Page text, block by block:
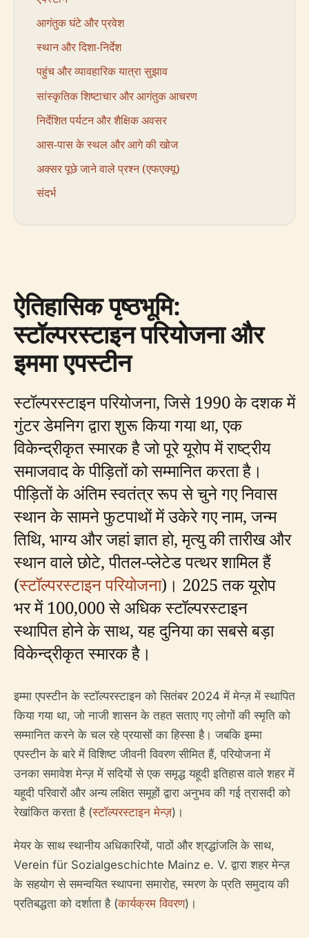
आगंतुक घंटे और प्रवेश
स्थान और दिशा-निर्देश
पहुंच और व्यावहारिक यात्रा सुझाव
सांस्कृतिक शिष्टाचार और आगंतुक आचरण
निर्देशित पर्यटन और शैक्षिक अवसर
आस-पास के स्थल और आगे की खोज
अक्सर पूछे जाने वाले प्रश्न (एफएक्यू)
संदर्भ
ऐतिहासिक पृष्ठभूमि:
स्टॉल्परस्टाइन परियोजना और
इममा एपस्टीन
स्टॉल्परस्टाइन परियोजना, जिसे 1990 के दशक में
गुंटर डेमनिग द्वारा शुरू किया गया था, एक
विकेन्द्रीकृत स्मारक है जो पूरे यूरोप में राष्ट्रीय
समाजवाद के पीड़ितों को सम्मानित करता है।
पीड़ितों के अंतिम स्वतंत्र रूप से चुने गए निवास
स्थान के सामने फुटपाथों में उकेरे गए नाम, जन्म
तिथि, भाग्य और जहां ज्ञात हो, मृत्यु की तारीख और
स्थान वाले छोटे, पीतल-प्लेटेड पत्थर शामिल हैं
(स्टॉल्परस्टाइन परियोजना)। 2025 तक यूरोप
भर में 100,000 से अधिक स्टॉल्परस्टाइन
स्थापित होने के साथ, यह दुनिया का सबसे बड़ा
विकेन्द्रीकृत स्मारक है।
इम्मा एपस्टीन के स्टॉल्परस्टाइन को सितंबर 2024 में मेन्ज़ में स्थापित
किया गया था, जो नाजी शासन के तहत सताए गए लोगों की स्मृति को
सम्मानित करने के चल रहे प्रयासों का हिस्सा है। जबकि इम्मा
एपस्टीन के बारे में विशिष्ट जीवनी विवरण सीमित हैं, परियोजना में
उनका समावेश मेन्ज़ में सदियों से एक समृद्ध यहूदी इतिहास वाले शहर में
यहूदी परिवारों और अन्य लक्षित समूहों द्वारा अनुभव की गई त्रासदी को
रेखांकित करता है (स्टॉल्परस्टाइन मेन्ज़)।
मेयर के साथ स्थानीय अधिकारियों, पाठों और श्रद्धांजलि के साथ,
Verein für Sozialgeschichte Mainz e. V. द्वारा शहर मेन्ज़
के सहयोग से समन्वयित स्थापना समारोह, स्मरण के प्रति समुदाय की
प्रतिबद्धता को दर्शाता है (कार्यक्रम विवरण)।